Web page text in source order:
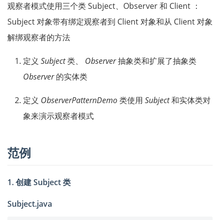
观察者模式使用三个类 Subject、Observer 和 Client ：
Subject 对象带有绑定观察者到 Client 对象和从 Client 对象
解绑观察者的方法
定义 Subject类、 Observer抽象类和扩展了抽象类
Observer的实体类
定义 ObserverPatternDemo类使用 Subject和实体类对
象来演示观察者模式
范例
1. 创建 Subject 类
Subject.java